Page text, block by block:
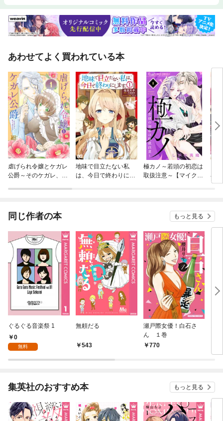
あわせてよく買われている本
虐げられ令嬢とケガレ
公爵～そのケガレ、払
地味で目立たない私
は、今日で終わりにし
極カノ～若頭の初恋は
取扱注意～【マイク
小
て
同じ作者の本 もっと見る
ぐるぐる音楽祭 1
0
無料
無頼だる
543
瀬戸際女優！白石さ
ん １巻
770
集英社のおすすめ本 もっと見る